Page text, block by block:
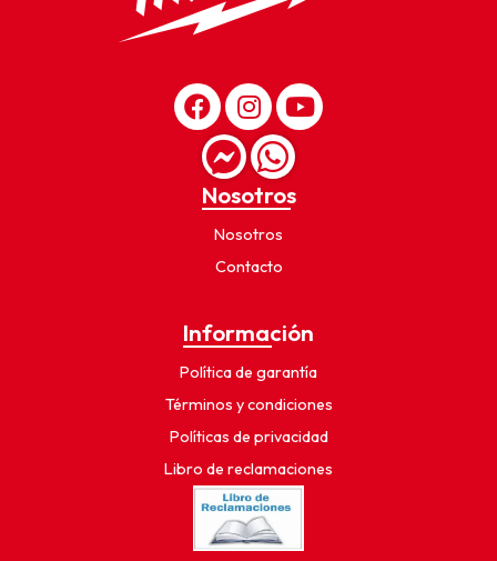
Nosotros
Nosotros
Contacto
Información
Política de garantía
Términos y condiciones
Políticas de privacidad
Libro de reclamaciones